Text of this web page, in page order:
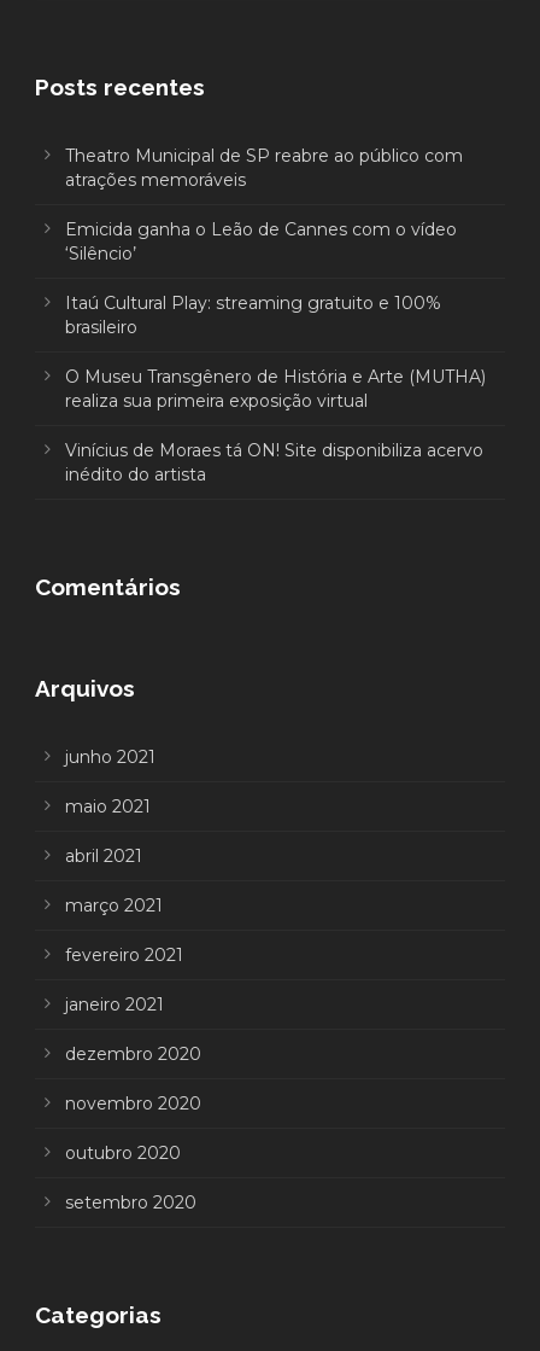
Posts recentes
Theatro Municipal de SP reabre ao público com
atrações memoráveis
Emicida ganha o Leão de Cannes com o vídeo
‘Silêncio’
Itaú Cultural Play: streaming gratuito e 100%
brasileiro
O Museu Transgênero de História e Arte (MUTHA)
realiza sua primeira exposição virtual
Vinícius de Moraes tá ON! Site disponibiliza acervo
inédito do artista
Comentários
Arquivos
junho 2021
maio 2021
abril 2021
março 2021
fevereiro 2021
janeiro 2021
dezembro 2020
novembro 2020
outubro 2020
setembro 2020
Categorias